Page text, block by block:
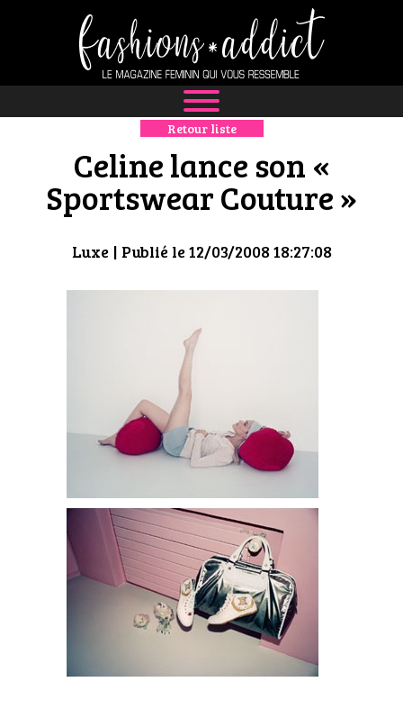
NEWS
MODE
CULTURE
HIGH TECH
MAISON
AUTO
LIEUX TENDANCES
BEAUTÉ
MODE DE RUE
JEUNES CRÉATEURS
Retour liste
Celine lance son «
Sportswear Couture »
Luxe| Publié le 12/03/2008 18:27:08